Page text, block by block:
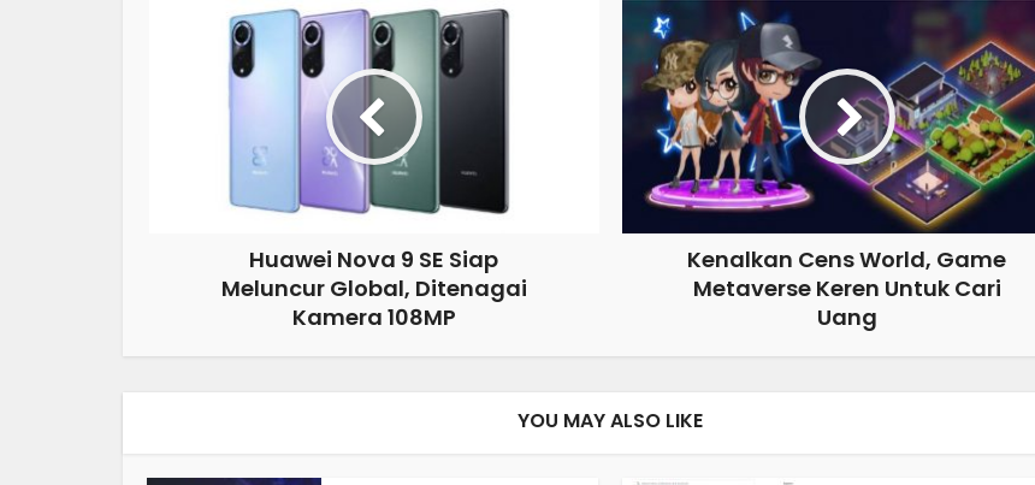
Huawei Nova 9 SE Siap
Meluncur Global, Ditenagai
Kamera 108MP
Kenalkan Cens World, Game
Metaverse Keren Untuk Cari
Uang
YOU MAY ALSO LIKE